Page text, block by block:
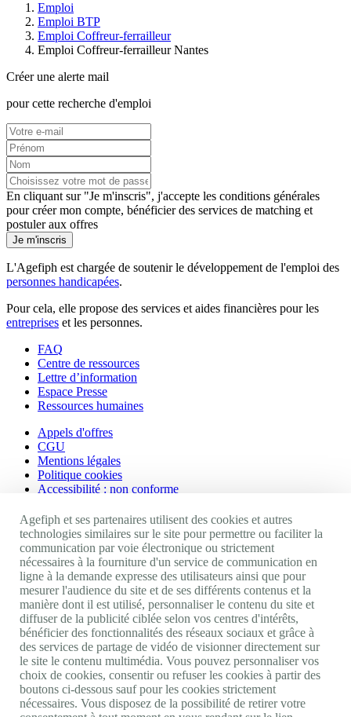
Emploi
Emploi BTP
Emploi Coffreur-ferrailleur
Emploi Coffreur-ferrailleur Nantes
Créer une alerte mail
pour cette recherche d'emploi
En cliquant sur "Je m'inscris", j'accepte les conditions générales
pour créer mon compte, bénéficier des services de matching et
postuler aux offres
Je m'inscris
L'Agefiph est chargée de soutenir le développement de l'emploi des
personnes handicapées.
Pour cela, elle propose des services et aides financières pour les
entreprises et les personnes.
FAQ
Centre de ressources
Lettre d’information
Espace Presse
Ressources humaines
Appels d'offres
CGU
Mentions légales
Politique cookies
Accessibilité : non conforme
Nos autres sites
Site portail Agefiph
Activateur de progrès
Handinnov
Innovation et recherche
Université du RRH
Service AppuiPro
Nous suivre
Youtube
Linkedin
Agefiph et ses partenaires utilisent des cookies et autres
technologies similaires sur le site pour permettre ou faciliter la
communication par voie électronique ou strictement
nécessaires à la fourniture d'un service de communication en
ligne à la demande expresse des utilisateurs ainsi que pour
mesurer l'audience du site et de ses différents contenus et la
manière dont il est utilisé, personnaliser le contenu du site et
diffuser de la publicité ciblée selon vos centres d'intérêts,
bénéficier des fonctionnalités des réseaux sociaux et grâce à
des services de partage de vidéo de visionner directement sur
le site le contenu multimédia. Vous pouvez personnaliser vos
choix de cookies, consentir ou refuser les cookies à partir des
boutons ci-dessous sauf pour les cookies strictement
nécessaires. Vous disposez de la possibilité de retirer votre